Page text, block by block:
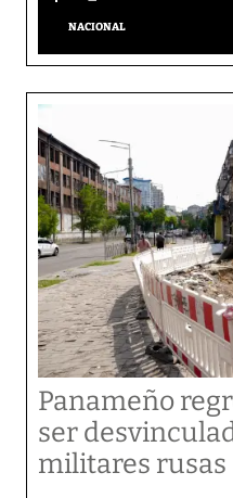
NACIONAL
Panameño
ser
militares rusas